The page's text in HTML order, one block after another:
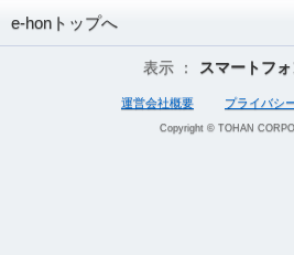
e-honトップへ
表示 ： スマートフ
運営会社概要 プライバシ
Copyright © TOHAN